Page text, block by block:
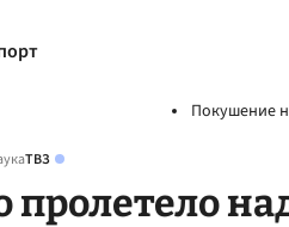
Покушение
ТВЗ
пролетело